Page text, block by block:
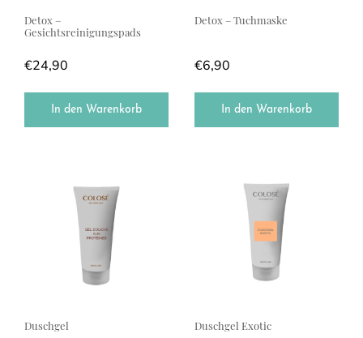
Detox –
Gesichtsreinigungspads
€24,90
In den Warenkorb
Detox – Tuchmaske
€6,90
In den Warenkorb
Duschgel Duschgel Exotic